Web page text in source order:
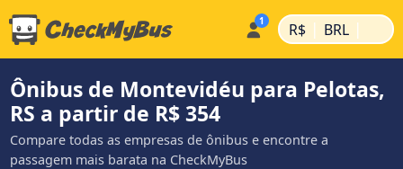
R$ | BRL |
Ônibus de Montevidéu para Pelotas,
RS a partir de R$ 354
Compare todas as empresas de ônibus e encontre a
passagem mais barata na CheckMyBus